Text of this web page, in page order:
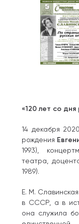
«120 лет со
14 декабря
рождения
1993),
театра,
1989).
Е. М.
в СССР, а в
она служила